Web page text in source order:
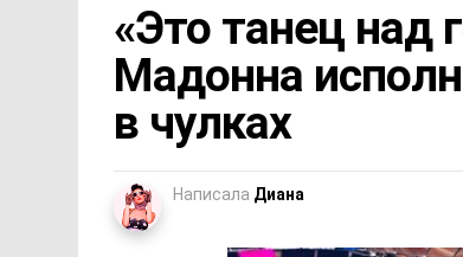
«Это танец над
Мадонна
в чулках
Написала Диана